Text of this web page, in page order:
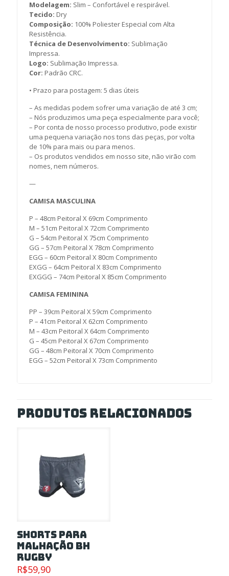
Modelagem: Slim – Confortável e respirável.
Tecido: Dry
Composição: 100% Poliester Especial com Alta
Resistência.
Técnica de Desenvolvimento: Sublimação
Impressa.
Logo: Sublimação Impressa.
Cor: Padrão CRC.
• Prazo para postagem:5 dias úteis
– As medidas podem sofrer uma variação de até 3 cm;
– Nós produzimos uma peça especialmente para você;
– Por conta de nosso processo produtivo, pode existir
uma pequena variação nos tons das peças, por volta
de 10% para mais ou para menos.
– Os produtos vendidos em nosso site, não virão com
nomes, nem números.
—
CAMISA MASCULINA
P – 48cm Peitoral X 69cm Comprimento
M – 51cm Peitoral X 72cm Comprimento
G – 54cm Peitoral X 75cm Comprimento
GG – 57cm Peitoral X 78cm Comprimento
EGG – 60cm Peitoral X 80cm Comprimento
EXGG – 64cm Peitoral X 83cm Comprimento
EXGGG – 74cm Peitoral X 85cm Comprimento
CAMISA FEMININA
PP – 39cm Peitoral X 59cm Comprimento
P – 41cm Peitoral X 62cm Comprimento
M – 43cm Peitoral X 64cm Comprimento
G – 45cm Peitoral X 67cm Comprimento
GG – 48cm Peitoral X 70cm Comprimento
EGG – 52cm Peitoral X 73cm Comprimento
Produtos relacionados
Shorts para
Malhação BH
Rugby
R$59,90